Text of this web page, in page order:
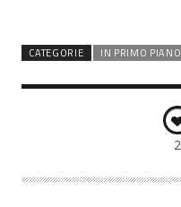
CATEGORIE IN PRIMO PIANO
2